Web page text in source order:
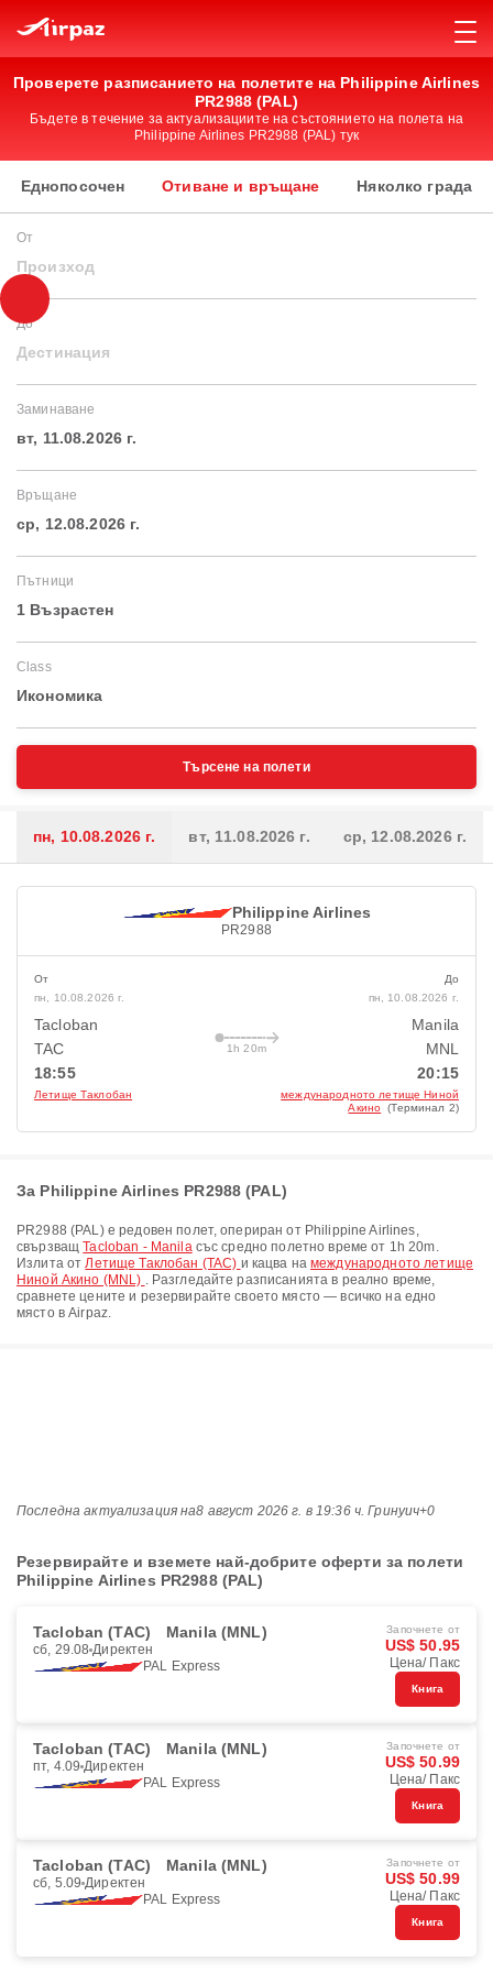
Проверете разписанието на полетите на Philippine Airlines
PR2988 (PAL)
Бъдете в течение за актуализациите на състоянието на полета на
Philippine Airlines PR2988 (PAL) тук
Еднопосочен Отиване и връщане Няколко града
От
Произход
До
Дестинация
Заминаване
вт, 11.08.2026 г.
Връщане
ср, 12.08.2026 г.
Пътници
1 Възрастен
Class
Икономика
Търсене на полети
пн, 10.08.2026 г. вт, 11.08.2026 г. ср, 12.08.2026 г.
Philippine Airlines
PR2988
От
пн, 10.08.2026 г.
Tacloban
TAC
18:55
Летище Таклобан
1h 20m
До
пн, 10.08.2026 г.
Manila
MNL
20:15
международното летище Ниной
Акино (Терминал 2)
За Philippine Airlines PR2988 (PAL)
PR2988 (PAL) е редовен полет, опериран от Philippine Airlines,
свързващTacloban - Manilaсъс средно полетно време от 1h 20m.
Излита отЛетище Таклобан (TAC) и кацва намеждународното летище
Ниной Акино (MNL) . Разгледайте разписанията в реално време,
сравнете цените и резервирайте своето място — всичко на едно
място в Airpaz.
Последна актуализация на8 август 2026 г. в 19:36 ч. Гринуич+0
Резервирайте и вземете най-добрите оферти за полети
Philippine Airlines PR2988 (PAL)
Tacloban (TAC) Manila (MNL)
сб, 29.08 Директен
PAL Express
Започнете от
US$ 50.95
Цена/ Пакс
Книга
Tacloban (TAC) Manila (MNL)
пт, 4.09 Директен
PAL Express
Започнете от
US$ 50.99
Цена/ Пакс
Книга
Tacloban (TAC) Manila (MNL)
сб, 5.09 Директен
PAL Express
Започнете от
US$ 50.99
Цена/ Пакс
Книга